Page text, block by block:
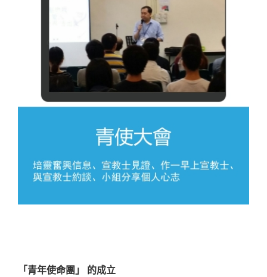
「青年使命團」 的成立